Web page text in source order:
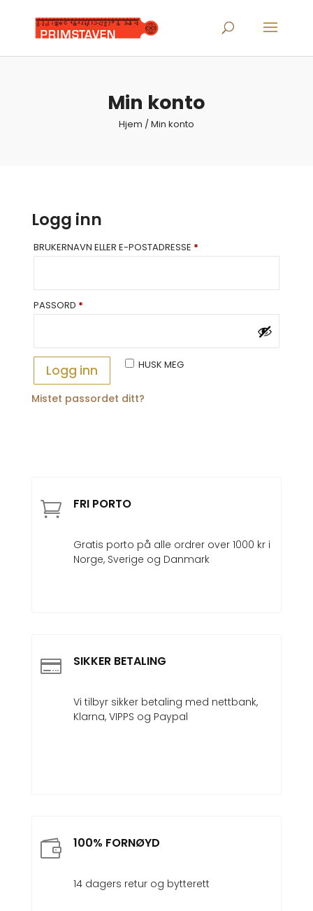
search
Min konto
Hjem / Min konto
Logg inn
BRUKERNAVN ELLER E-POSTADRESSE *PÅKREVD
PASSORD *PÅKREVD
HUSK MEG
Logg inn
Mistet passordet ditt?
 FRI PORTO
Gratis porto på alle ordrer over 1000 kr i
Norge, Sverige og Danmark
 SIKKER BETALING
Vi tilbyr sikker betaling med nettbank,
Klarna, VIPPS og Paypal
 100% FORNØYD
14 dagers retur og bytterett